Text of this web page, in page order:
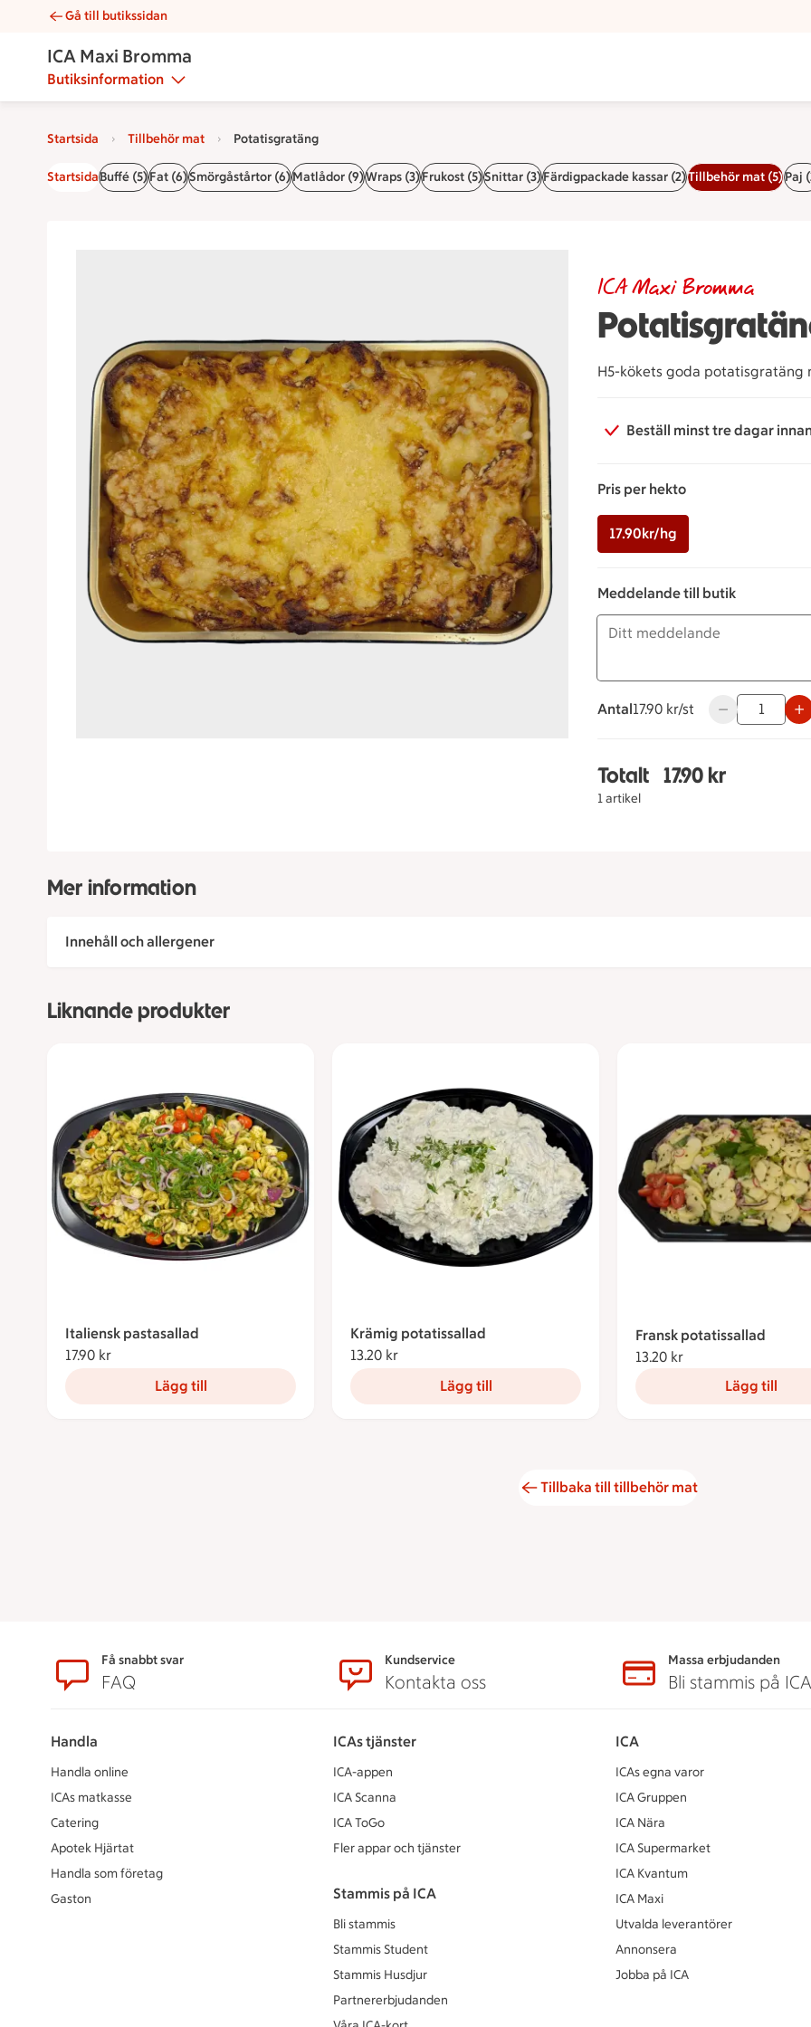
Potatisgratäng | Catering ICA Maxi Bromma
Gå till butikssidan
ICA Maxi Bromma
Butiksinformation
Startsida Tillbehör mat Potatisgratäng
StartsidaBuffé (5)Fat (6)Smörgåstårtor (6)Matlådor (9)Wraps (3)Frukost (5)Snittar (3)Färdigpackade kassar (2)Tillbehör mat (5)Paj
ICA Maxi Bromma
H5-kökets goda potatisgratäng
Beställ minst tre dagar
Pris per hekto
17.90kr/hg
Meddelande till butik
Antal
17.90 kronor styck
17.90 kr/st Använd
Totalt
1 artikel
Totalt 1 stycken
17.90 kr
Mer information
Innehåll och allergener
Liknande produkter
Italiensk pastasallad
17.90 kr
Lägg till
Krämig potatissallad
13.20 kr
Lägg till
Fransk potatissallad
13.20 kr
Lägg till
Tillbaka till tillbehör mat
SidfotFå snabbt svar
FAQ
Kundservice
Kontakta oss
Massa erbjudanden
Bli stammis på ICA
Handla
Handla online
ICAs matkasse
Catering
Apotek Hjärtat
Handla som företag
Gaston
ICAs tjänster
ICA-appen
ICA Scanna
ICA ToGo
Fler appar och tjänster
Stammis på ICA
Bli stammis
Stammis Student
Stammis Husdjur
Partnererbjudanden
ICA
ICAs egna varor
ICA Gruppen
ICA Nära
ICA Supermarket
ICA Kvantum
ICA Maxi
Utvalda leverantörer
Annonsera
Jobba på ICA